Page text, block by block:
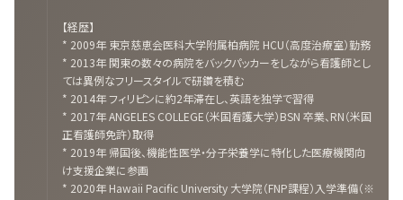
【経歴】
* 2009年 東京慈恵会医科大学附属柏病院 HCU（高度治療室）勤務
* 2013年 関東の数々の病院をバックパッカーをしながら看護師とし
ては異例なフリースタイルで研鑽を積む
* 2014年 フィリピンに約2年滞在し、英語を独学で習得
* 2017年 ANGELES COLLEGE（米国看護大学）BSN 卒業、RN（米国
正看護師免許）取得
* 2019年 帰国後、機能性医学・分子栄養学に特化した医療機関向
け支援企業に参画
* 2020年 Hawaii Pacific University 大学院（FNP課程）入学準備（※